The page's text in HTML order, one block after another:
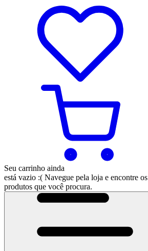
Seu carrinho ainda
está vazio :( Navegue pela loja e encontre os
produtos que você procura.